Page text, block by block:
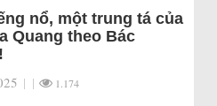
nổ, một trung tá của
Quang theo Bác
| | 1.174